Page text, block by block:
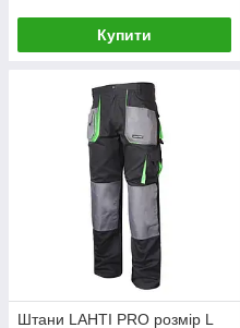
Купити
Штани LAHTI PRO розмір L